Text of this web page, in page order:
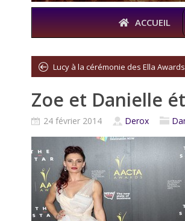
ACCUEIL
Lucy à la cérémonie des Ella Awards
Zoe et Danielle
24 février 2014 Derox